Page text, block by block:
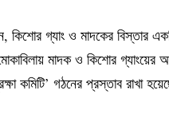
কিশোর গ্যাং ও মাদকের
মাদক ও কিশোর গ্যাংয়ের
কমিটি’ গঠনের প্রস্তাব রাখা